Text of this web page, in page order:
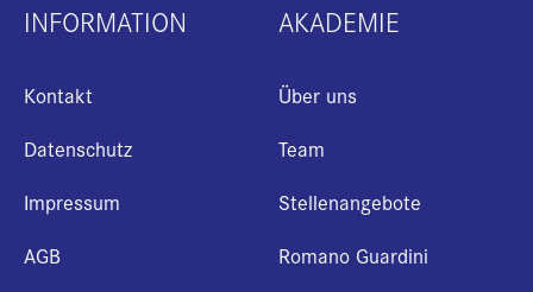
INFORMATION
Kontakt
Datenschutz
Impressum
AGB
AKADEMIE
Über uns
Team
Stellenangebote
Romano Guardini